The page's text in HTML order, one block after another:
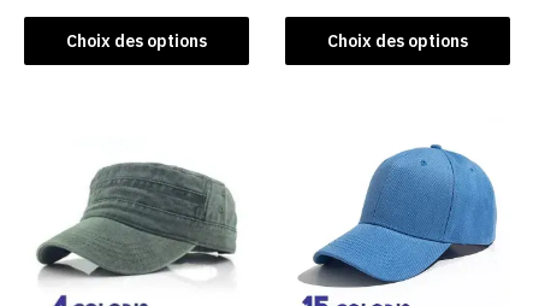
Choix des options
produit
a
options
peuvent
être
choisies
sur
Choix des options
Ce
produit
variations.
Les
options
peuvent
être